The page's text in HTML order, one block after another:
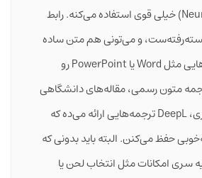
مدل‌های عصبی (Neural) خیلی قوی استفاده می‌کنه. رابط
و می‌تونی هم متن ساده
وارد کنی و هم فایل‌هایی مثل Word یا PowerPoint رو
متون رسمی، مقاله‌های دانشگاهی
یا حتی ایمیل‌های کاری، DeepL ترجمه‌هایی ارائه می‌ده که
حفظ می‌کنن. البته باید بدونی که
سری امکانات مثل انتخاب لحن یا